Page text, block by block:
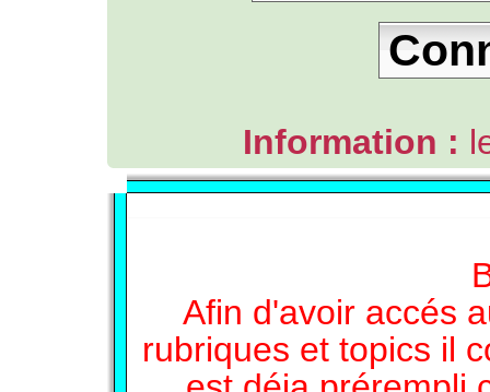
Information :
Afin d'avoir accés
rubriques et topics il